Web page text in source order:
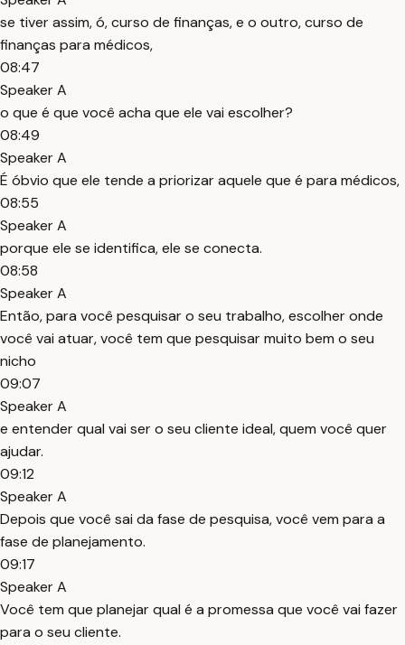
se tiver assim, ó, curso de finanças, e o outro, curso de
finanças para médicos,
08:47
Speaker A
o que é que você acha que ele vai escolher?
08:49
Speaker A
É óbvio que ele tende a priorizar aquele que é para médicos,
08:55
Speaker A
porque ele se identifica, ele se conecta.
08:58
Speaker A
Então, para você pesquisar o seu trabalho, escolher onde
você vai atuar, você tem que pesquisar muito bem o seu
nicho
09:07
Speaker A
e entender qual vai ser o seu cliente ideal, quem você quer
ajudar.
09:12
Speaker A
Depois que você sai da fase de pesquisa, você vem para a
fase de planejamento.
09:17
Speaker A
Você tem que planejar qual é a promessa que você vai fazer
para o seu cliente.